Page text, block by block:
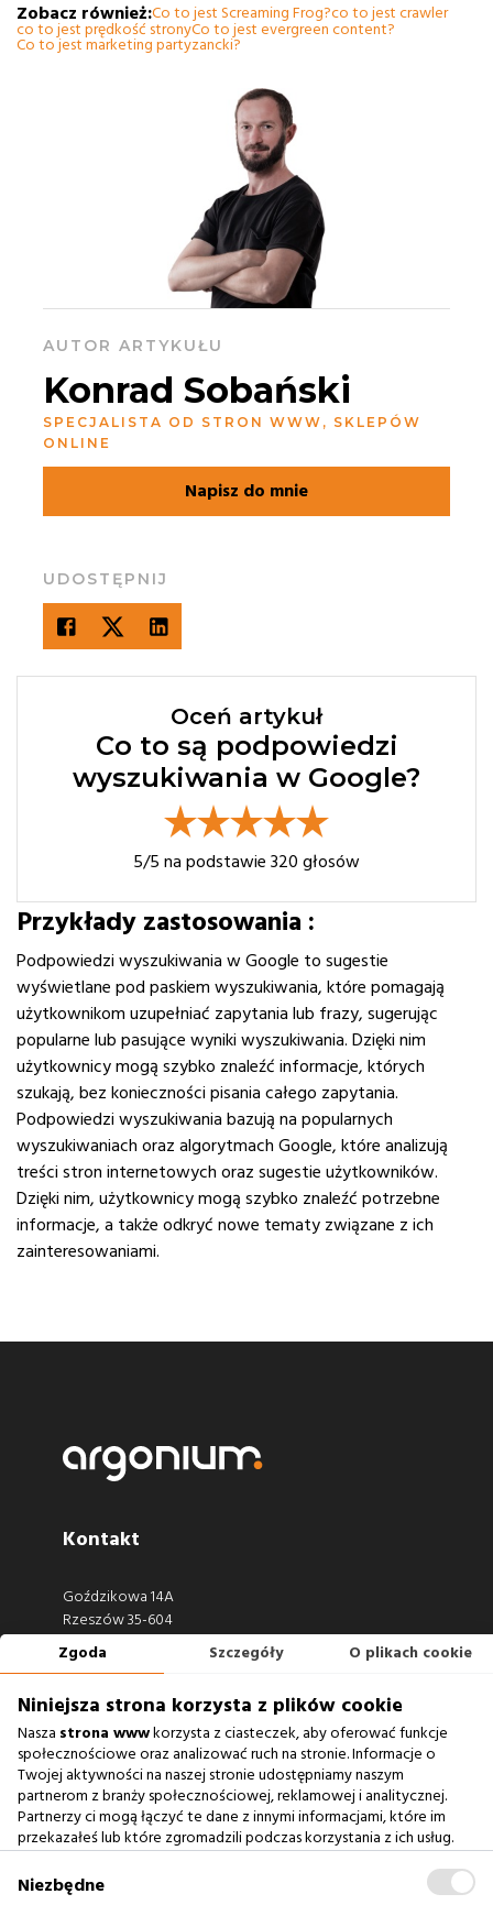
Zobacz również:Co to jest Screaming Frog?co to jest crawler
co to jest prędkość stronyCo to jest evergreen content?
Co to jest marketing partyzancki?
AUTOR ARTYKUŁU
Konrad Sobański
SPECJALISTA OD STRON WWW, SKLEPÓW
ONLINE
Napisz do mnie
UDOSTĘPNIJ
Oceń artykuł
Co to są podpowiedzi
wyszukiwania w Google?
5/5 na podstawie 320 głosów
Przykłady zastosowania :
Podpowiedzi wyszukiwania w Google to sugestie
wyświetlane pod paskiem wyszukiwania, które pomagają
użytkownikom uzupełniać zapytania lub frazy, sugerując
popularne lub pasujące wyniki wyszukiwania. Dzięki nim
użytkownicy mogą szybko znaleźć informacje, których
szukają, bez konieczności pisania całego zapytania.
Podpowiedzi wyszukiwania bazują na popularnych
wyszukiwaniach oraz algorytmach Google, które analizują
treści stron internetowych oraz sugestie użytkowników.
Dzięki nim, użytkownicy mogą szybko znaleźć potrzebne
informacje, a także odkryć nowe tematy związane z ich
zainteresowaniami.
Kontakt
Goździkowa 14A
Rzeszów 35-604
Zobacz również
Agencja Interaktywna
Baza Wiedzy
Zgoda Szczegóły O plikach cookie
Niniejsza strona korzysta z plików cookie
Nasza strona wwwkorzysta z ciasteczek, aby oferować funkcje
społecznościowe oraz analizować ruch na stronie. Informacje o
Twojej aktywności na naszej stronie udostępniamy naszym
partnerom z branży społecznościowej, reklamowej i analitycznej.
Partnerzy ci mogą łączyć te dane z innymi informacjami, które im
przekazałeś lub które zgromadzili podczas korzystania z ich usług.
na prawidłowe działanie serwisu
Niezbędne